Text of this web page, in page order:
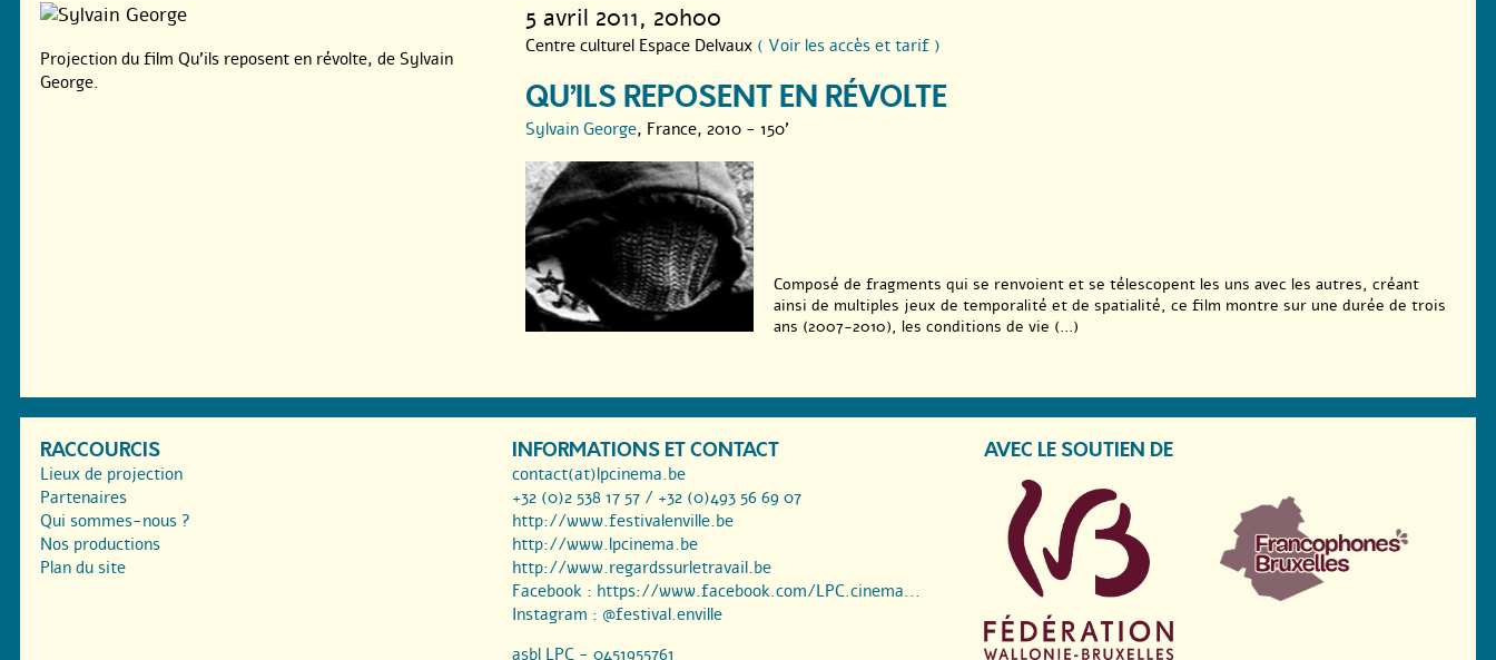
Projection du film Qu’ils reposent en révolte, de Sylvain
George.
5 avril 2011, 20h00
Centre culturel Espace Delvaux ( Voir les accès et tarif )
QU’ILS REPOSENT EN RÉVOLTE
Sylvain George, France, 2010 - 150'
Composé de fragments qui se renvoient et se télescopent les uns avec les autres, créant
ainsi de multiples jeux de temporalité et de spatialité, ce film montre sur une durée de trois
ans (2007-2010), les conditions de vie (...)
RACCOURCIS
Lieux de projection
Partenaires
Qui sommes-nous ?
Nos productions
Plan du site
INFORMATIONS ET CONTACT
contact(at)lpcinema.be
+32 (0)2 538 17 57 / +32 (0)493 56 69 07
http://www.festivalenville.be
http://www.lpcinema.be
http://www.regardssurletravail.be
Facebook : https://www.facebook.com/LPC.cinema...
Instagram : @festival.enville
asbl LPC - 0451955761
AVEC LE SOUTIEN DE